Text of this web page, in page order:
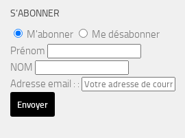
S’ABONNER
M'abonner
Me désabonner
Prénom
NOM
Adresse email : :